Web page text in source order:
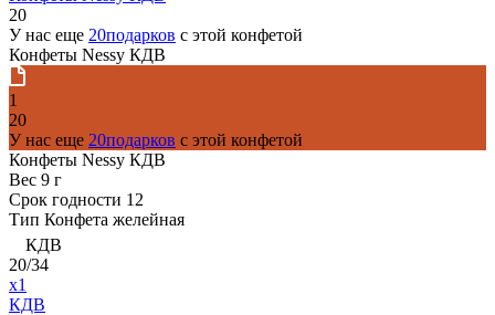
20
У нас еще 20подарков с этой конфетой
Конфеты Nessy КДВ
1
20
У нас еще 20подарков с этой конфетой
Конфеты Nessy КДВ
Вес 9 г
Срок годности 12
Тип Конфета желейная
КДВ
20/34
x1
КДВ